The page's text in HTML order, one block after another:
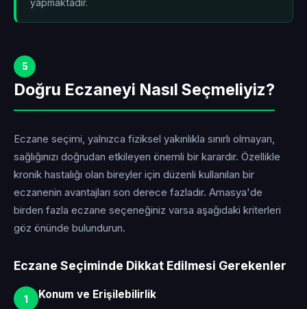
yapmaktadır.
5
Doğru Eczaneyi Nasıl Seçmeliyiz?
Eczane seçimi, yalnızca fiziksel yakınlıkla sınırlı olmayan,
sağlığınızı doğrudan etkileyen önemli bir karardır. Özellikle
kronik hastalığı olan bireyler için düzenli kullanılan bir
eczanenin avantajları son derece fazladır. Amasya'de
birden fazla eczane seçeneğiniz varsa aşağıdaki kriterleri
göz önünde bulundurun.
Eczane Seçiminde Dikkat Edilmesi Gerekenler
1 Konum ve Erişilebilirlik